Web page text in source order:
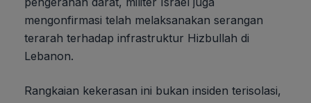
mengonfirmasi telah melaksanakan serangan
terarah terhadap infrastruktur Hizbullah di
Lebanon.
Rangkaian kekerasan ini bukan insiden terisolasi,